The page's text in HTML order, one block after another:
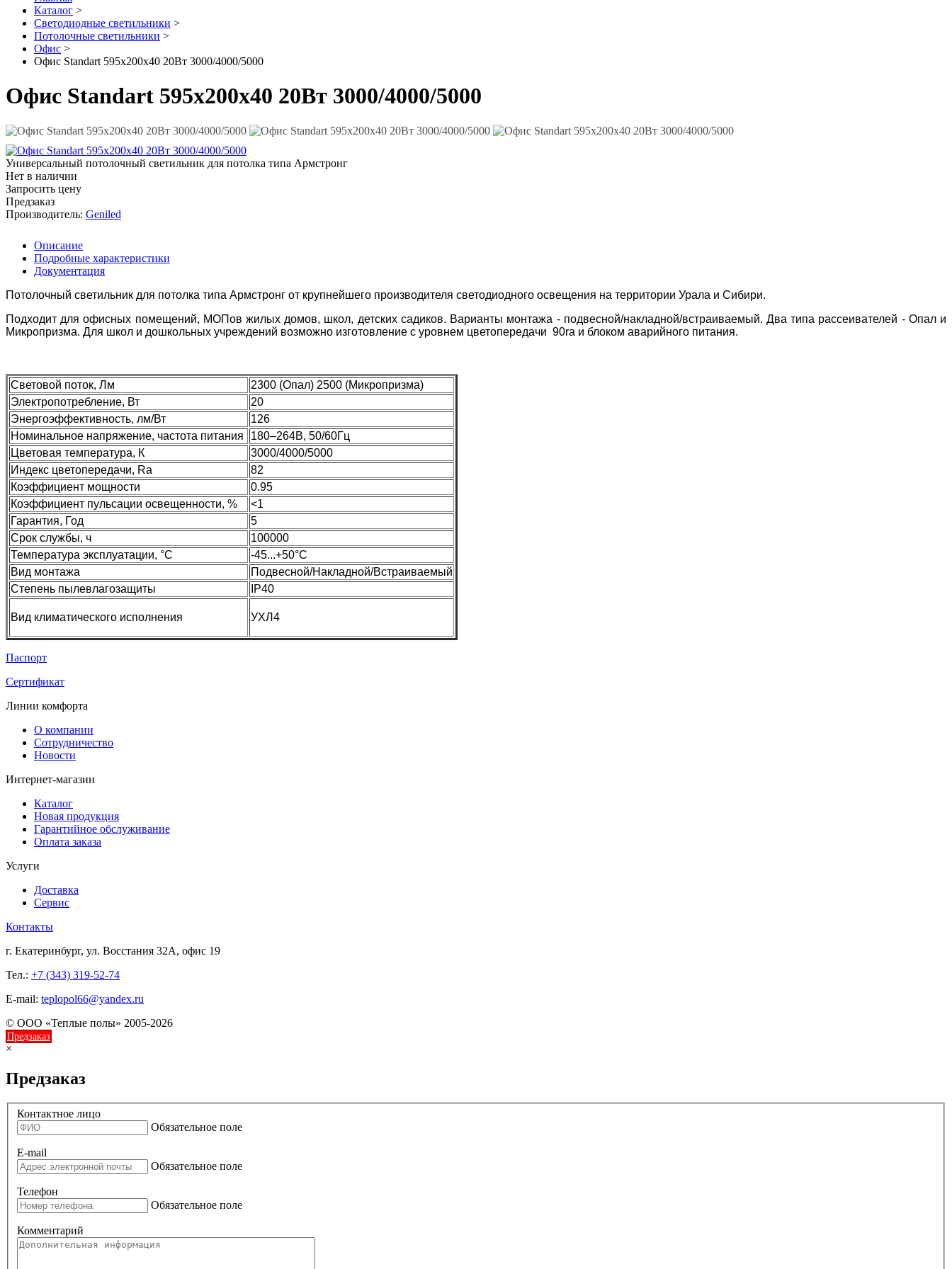
Каталог >
Светодиодные светильники >
Потолочные светильники >
Офис >
Офис Standart 595x200x40 20Вт 3000/4000/5000
Офис Standart 595x200x40 20Вт 3000/4000/5000
Универсальный потолочный светильник для потолка типа Армстронг
Нет в наличии
Запросить цену
Предзаказ
Производитель: Geniled
Описание
Подробные характеристики
Документация
Потолочный светильник для потолка типа Армстронг от крупнейшего производителя светодиодного освещения на территории Урала и Сибири.
Подходит для офисных помещений, МОПов жилых домов, школ, детских садиков. Варианты монтажа - подвесной/накладной/встраиваемый. Два типа рассеивателей - Опал и
Микропризма. Для школ и дошкольных учреждений возможно изготовление с уровнем цветопередачи 90ra и блоком аварийного питания.
Световой поток, Лм
2300 (Опал) 2500 (Микропризма)
Электропотребление, Вт
20
Энергоэффективность, лм/Вт
126
Номинальное напряжение, частота питания
180–264В, 50/60Гц
Цветовая температура, К
3000/4000/5000
Индекс цветопередачи, Ra
82
Коэффициент мощности
0.95
Коэффициент пульсации освещенности, %
<1
Гарантия, Год
5
Срок службы, ч
100000
Температура эксплуатации, °C
-45...+50°С
Вид монтажа
Подвесной/Накладной/Встраиваемый
Степень пылевлагозащиты
IP40
Вид климатического исполнения УХЛ4
Паспорт
Сертификат
Линии комфорта
О компании
Сотрудничество
Новости
Интернет-магазин
Каталог
Новая продукция
Гарантийное обслуживание
Оплата заказа
Услуги
Доставка
Сервис
Контакты
г. Екатеринбург, ул. Восстания 32А, офис 19
Тел.: +7 (343) 319-52-74
E-mail: teplopol66@yandex.ru
© ООО «Теплые полы» 2005-2026
Предзаказ
×
Предзаказ
Контактное лицо
Обязательное поле
E-mail
Обязательное поле
Телефон
Обязательное поле
Комментарий